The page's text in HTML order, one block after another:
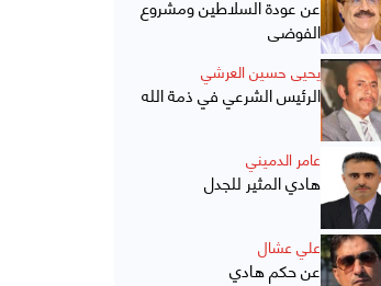
الفوضى
يحيى حسين العرشي
الرئيس الشرعي في ذمة الله
عامر الدميني
هادي المثير للجدل
علي عشال
عن حكم هادي